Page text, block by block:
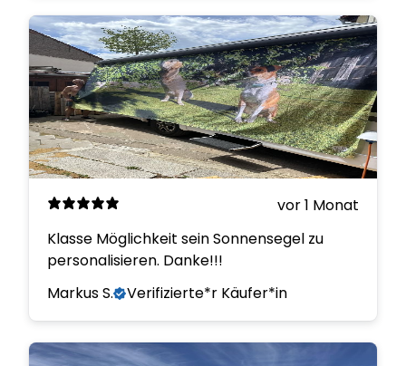
vor 1 Monat
Klasse Möglichkeit sein Sonnensegel zu
personalisieren. Danke!!!
Markus S.
Verifizierte*r Käufer*in